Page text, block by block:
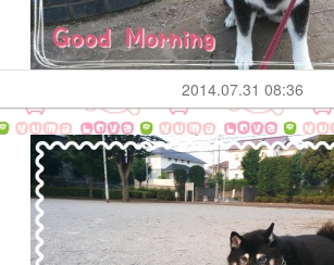
2014.07.31 08:36